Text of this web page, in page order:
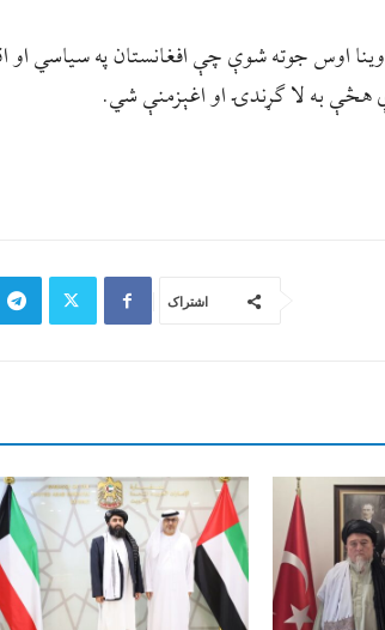
اوس جوته شوې چې افغانستان په سیاسي
هڅې به لا ګړندۍ او اغېزمنې شي.
اشتراک